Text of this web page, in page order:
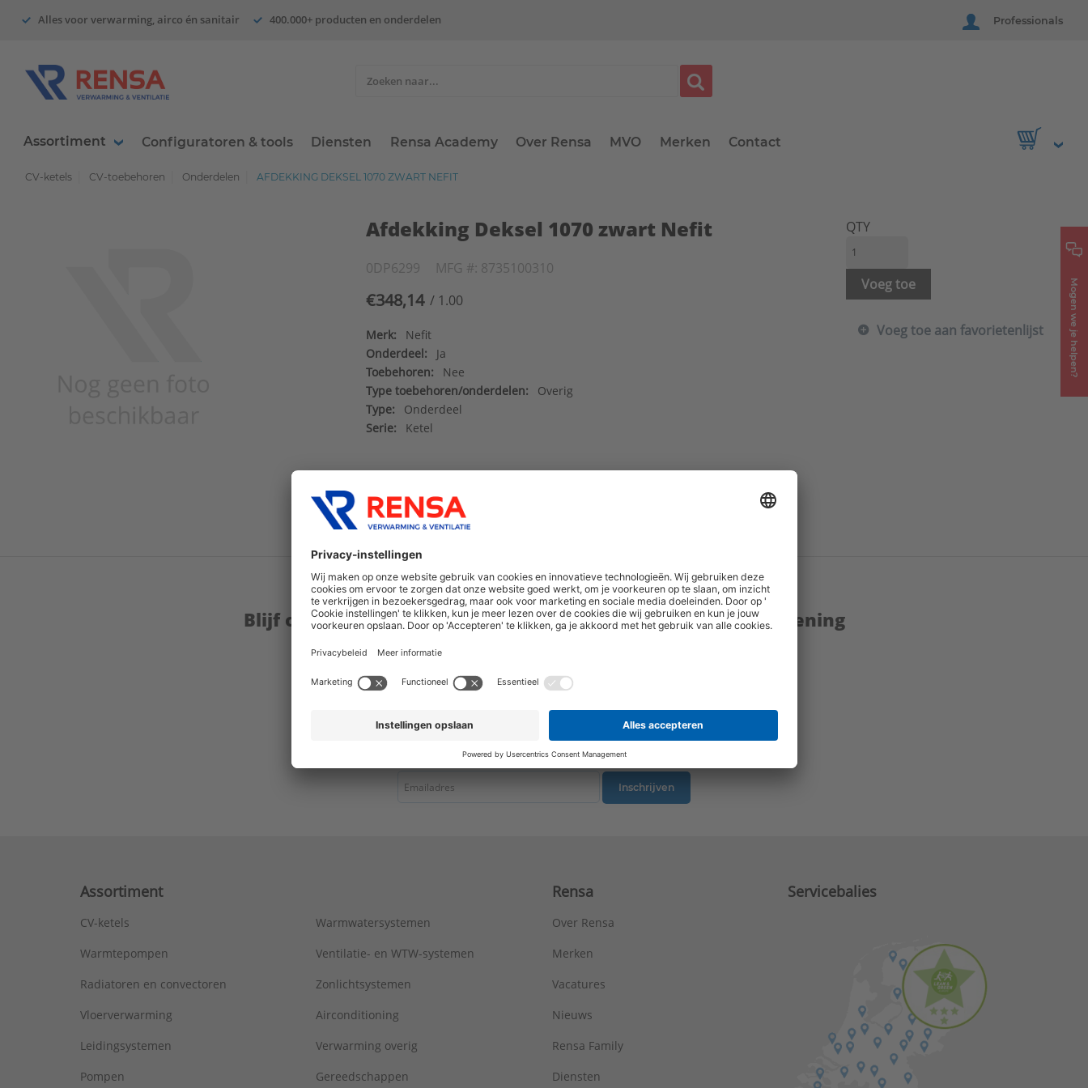
Alles voor verwarming, airco én sanitair 400.000+ producten en onderdelen Professionals
Assortiment Configuratoren & tools Diensten Rensa Academy Over Rensa MVO Merken Contact
Mogen we je helpen?
CV-ketels CV-toebehoren Onderdelen AFDEKKING DEKSEL 1070 ZWART NEFIT
Afdekking Deksel 1070 zwart Nefit
0DP6299 MFG #: 8735100310
€348,14 / 1.00
Merk:
Nefit
Onderdeel:
Ja
Toebehoren:
Nee
Type toebehoren/onderdelen:
Overig
Type:
Onderdeel
Serie:
Ketel
Data sheet_8735100310() Deeplinks()
QTY
Voeg toe
Voeg toe aan favorietenlijst
Blijf op de hoogte van nieuwe producten en onze dienstverlening
Inschrijven
Assortiment
CV-ketels
Warmtepompen
Radiatoren en convectoren
Vloerverwarming
Leidingsystemen
Pompen
Warmwatersystemen
Ventilatie- en WTW-systemen
Zonlichtsystemen
Airconditioning
Verwarming overig
Gereedschappen
Rensa
Over Rensa
Merken
Vacatures
Nieuws
Rensa Family
Diensten
Servicebalies